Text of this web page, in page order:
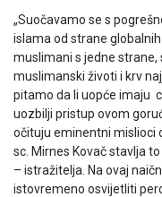
„Suočavamo se s
islama od strane
muslimani s jedne strane,
muslimanski životi i krv
pitamo da li uopće imaju
uozbilji pristup ovom
očituju eminentni mislioci
sc. Mirnes Kovač stavlja
– istražitelja. Na ovaj
istovremeno osvijetliti